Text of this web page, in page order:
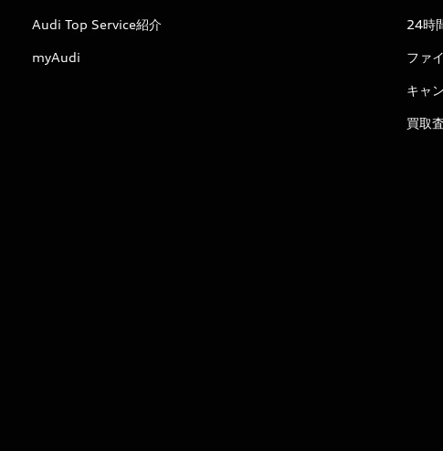
Audi Top Service紹介
myAudi
24時
ファ
キャ
買取